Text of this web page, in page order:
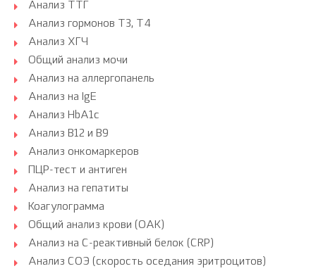
Анализ ТТГ
Анализ гормонов Т3, Т4
Анализ ХГЧ
Общий анализ мочи
Анализ на аллергопанель
Анализ на IgE
Анализ HbA1c
Анализ B12 и B9
Анализ онкомаркеров
ПЦР-тест и антиген
Анализ на гепатиты
Коагулограмма
Общий анализ крови (ОАК)
Анализ на С-реактивный белок (CRP)
Анализ СОЭ (скорость оседания эритроцитов)